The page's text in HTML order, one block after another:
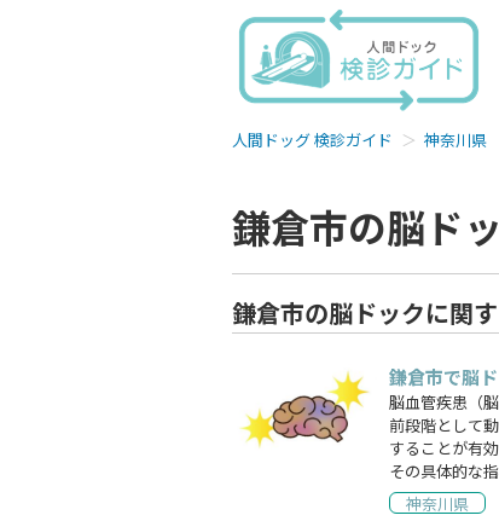
人間ドッグ 検診ガイド 神奈川県
鎌倉市の脳ド
鎌倉市の脳ドックに関
鎌倉市で脳
脳血管疾患（
前段階として
することが有
その具体的な
神奈川県